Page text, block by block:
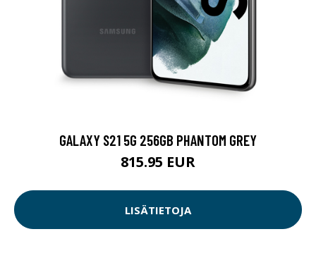
GALAXY S21 5G 256GB PHANTOM GREY
815.95 EUR
LISÄTIETOJA